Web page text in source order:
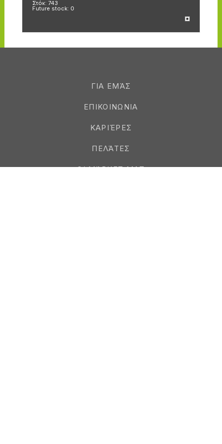
Στόκ: 743
Future stock: 0
ΓΙΑ ΕΜΆΣ
ΕΠΙΚΟΙΝΩΝΙΑ
ΚΑΡΙΈΡΕΣ
ΠΕΛΆΤΕΣ
ΟΙ ΜΆΡΚΕΣ ΜΑΣ